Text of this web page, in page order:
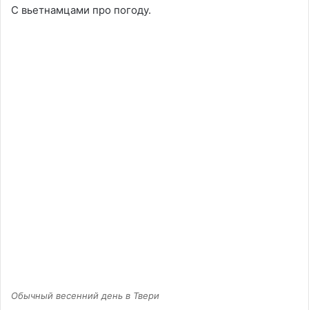
С вьетнамцами про погоду.
Обычный весенний день в Твери